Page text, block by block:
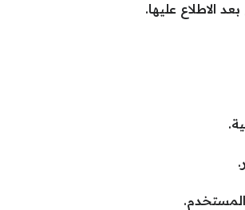
الاطلاع عليها.